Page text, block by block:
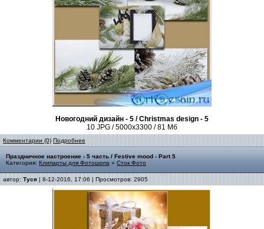
Новогодний дизайн - 5 / Christmas design - 5
10 JPG / 5000x3300 / 81 Мб
Комментарии (0) Подробнее
Праздничное настроение - 5 часть / Festive mood - Part 5
Категория: Клипарты для Фотошопа » Сток Фото
автор: Туся | 8-12-2016, 17:06 | Просмотров: 2905